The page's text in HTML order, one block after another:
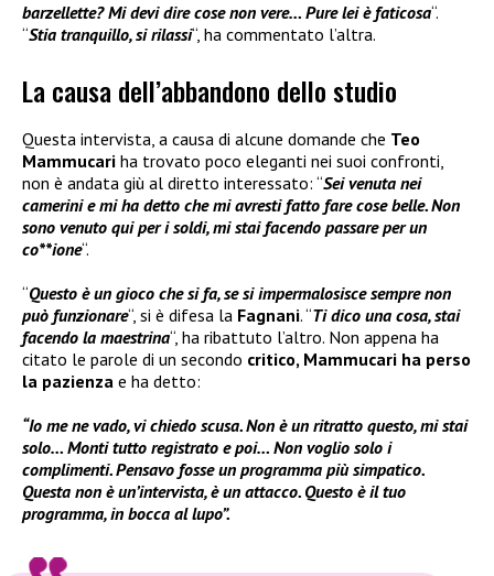
barzellette? Mi devi dire cose non vere… Pure lei è faticosa“.
“Stia tranquillo, si rilassi“, ha commentato l’altra.
La causa dell’abbandono dello studio
Questa intervista, a causa di alcune domande che Teo
Mammucari ha trovato poco eleganti nei suoi confronti,
non è andata giù al diretto interessato: “Sei venuta nei
camerini e mi ha detto che mi avresti fatto fare cose belle. Non
sono venuto qui per i soldi, mi stai facendo passare per un
co**ione“.
“Questo è un gioco che si fa, se si impermalosisce sempre non
può funzionare“, si è difesa la Fagnani. “Ti dico una cosa, stai
facendo la maestrina“, ha ribattuto l’altro. Non appena ha
citato le parole di un secondo critico, Mammucari ha perso
la pazienza e ha detto:
“Io me ne vado, vi chiedo scusa. Non è un ritratto questo, mi stai
solo… Monti tutto registrato e poi… Non voglio solo i
complimenti. Pensavo fosse un programma più simpatico.
Questa non è un’intervista, è un attacco. Questo è il tuo
programma, in bocca al lupo”.